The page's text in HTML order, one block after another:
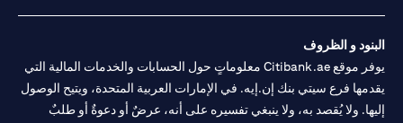
البنود و الظروف
يوفر موقع Citibank.ae معلوماتٍ حول الحسابات والخدمات المالية التي
يقدمها فرع سيتي بنك إن.إيه. في الإمارات العربية المتحدة، ويتيح الوصول
إليها. ولا يُقصد به، ولا ينبغي تفسيره على أنه، عرضٌ أو دعوةٌ أو طلبٌ